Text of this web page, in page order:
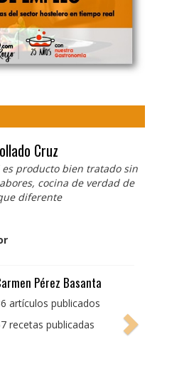
Cruz
es producto bien tratado sin
cocina de verdad de
diferente
Manuel Collado
bien tratado